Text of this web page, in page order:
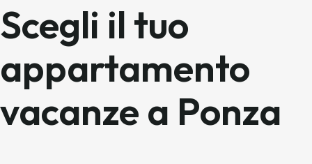
Scegli il tuo
appartamento
vacanze a Ponza